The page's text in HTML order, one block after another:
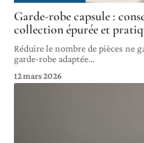
Garde-robe capsule :
collection épurée et
Réduire le nombre de pièces ne
garde-robe adaptée…
12 mars 2026